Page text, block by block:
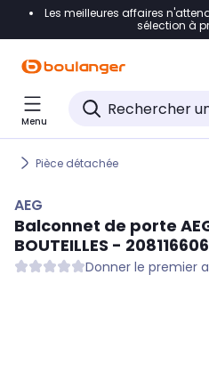
Accéder directement à la
Accéder directement au
Accéder directement au
Les meilleures affaires
sélection à
Menu
Pièce détachée
AEG
Balconnet de porte
BOUTEILLES -
Donner le premier